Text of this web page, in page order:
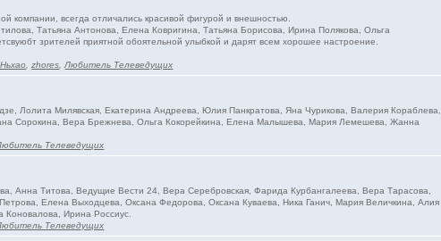
всегда отличались красивой фигурой и внешностью.
Татьяна Антонова, Елена Ковригина, Татьяна Борисова, Ирина Полякова, Ольга
зрителей приятной обоятельной улыбкой и дарят всем хорошее настроение.
,zhores,Любитель Телеведущих
Лолита Милявская, Екатерина Андреева, Юлия Панкратова, Яна Чурикова, Валерия Кораблева,
Сорокина, Вера Брежнева, Ольга Кокорейкина, Елена Малышева, Мария Лемешева, Жанна
Телеведущих
Анна Титова, Ведущие Вести 24, Вера Серебровская, Фарида Курбангалеева, Вера Тарасова,
Елена Выходцева, Оксана Федорова, Оксана Куваева, Ника Ганич, Мария Величкина, Алия
Коновалова, Ирина Россиус.
Телеведущих